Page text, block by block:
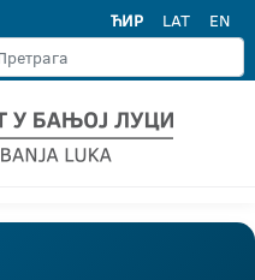
ЋИР LAT EN